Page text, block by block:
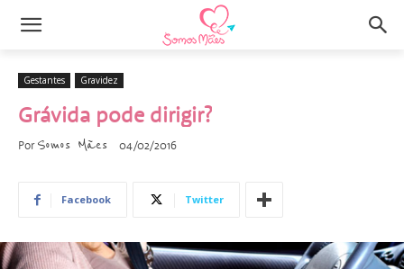
Gestantes Gravidez
Grávida pode dirigir?
Por Somos Mães 04/02/2016
Facebook Twitter